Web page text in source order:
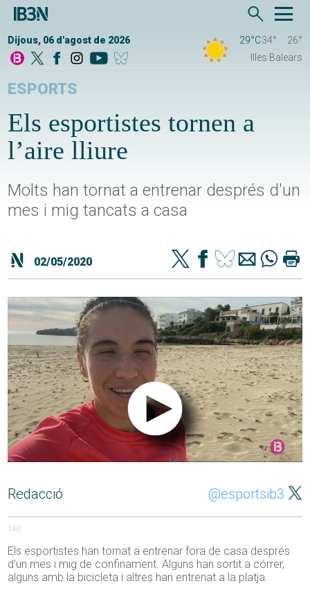
Dijous, 06 d'agost de 2026 29°C34°
26°
Illes Balears
ESPORTS
Els esportistes tornen a
l’aire lliure
Molts han tornat a entrenar després d'un
mes i mig tancats a casa
02/05/2020
Redacció @esportsib3
140
Els esportistes han tornat a entrenar fora de casa després
d’un mes i mig de confinament. Alguns han sortit a córrer,
alguns amb la bicicleta i altres han entrenat a la platja.